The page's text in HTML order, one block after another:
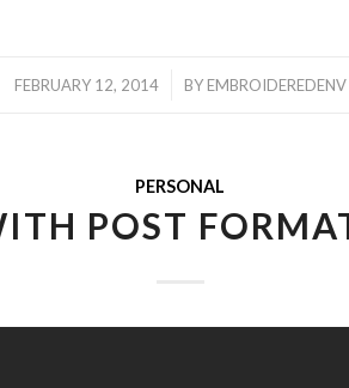
FEBRUARY 12, 2014
/ BY EMBROIDEREDENV
PERSONAL
POST